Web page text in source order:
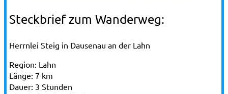
Steckbrief zum Wanderweg:
Herrnlei Steig in Dausenau an der Lahn
Region: Lahn
Länge: 7 km
Dauer: 3 Stunden